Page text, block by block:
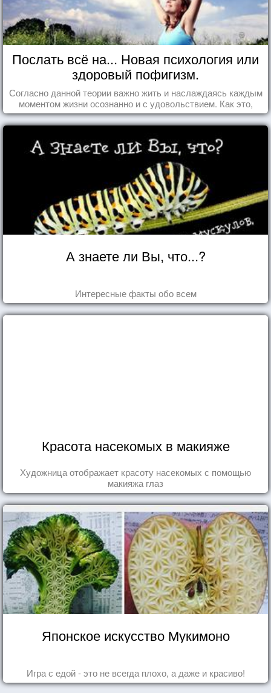
Послать всё на... Новая психология или
здоровый пофигизм.
Согласно данной теории важно жить и наслаждаясь каждым
моментом жизни осознанно и с удовольствием. Как это,
попробуем разобраться на реальных примерах.
А знаете ли Вы, что...?
Интересные факты обо всем
Красота насекомых в макияже
Художница отображает красоту насекомых с помощью
макияжа глаз
Японское искусство Мукимоно
Игра с едой - это не всегда плохо, а даже и красиво!